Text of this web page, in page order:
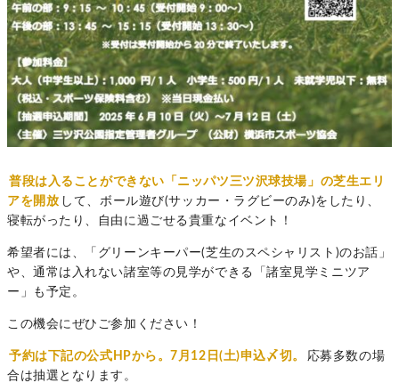
普段は入ることができない「ニッパツ三ツ沢球技場」の芝生エリ
アを開放 して、ボール遊び(サッカー・ラグビーのみ)をしたり、
寝転がったり、自由に過ごせる貴重なイベント！
希望者には、「グリーンキーパー(芝生のスペシャリスト)のお話」
や、通常は入れない諸室等の見学ができる「諸室見学ミニツア
ー」も予定。
この機会にぜひご参加ください！
予約は下記の公式HPから。7月12日(土)申込〆切。
応募多数の場
合は抽選となります。